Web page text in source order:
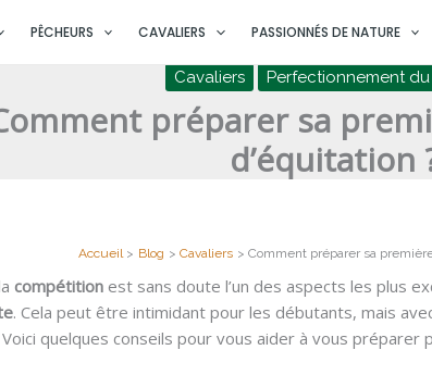
PÊCHEURS CAVALIERS PASSIONNÉS DE NATURE
Cavaliers Perfectionnement
préparer sa
d’équitation
Accueil Blog Cavaliers Comment préparer sa
compétition est sans doute l’un des aspects les plus
. Cela peut être intimidant pour les débutants, mais
Voici quelques conseils pour vous aider à vous